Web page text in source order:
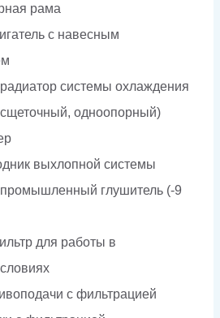
рама
с навесным
системы охлаждения
одноопорный)
выхлопной системы
глушитель (-9
для работы в
с фильтрацией